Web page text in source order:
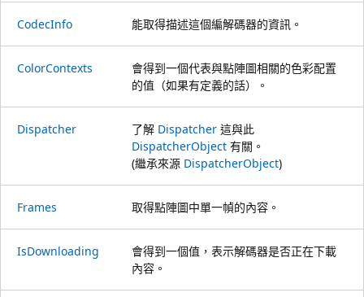
CodecInfo 能取得描述這個編解碼器的資訊。
ColorContexts
會得到一個代表與點陣圖相關的色彩配置
的值（如果有定義的話）。
Dispatcher 了解 Dispatcher 這與此
DispatcherObject 有關。
(繼承來源 DispatcherObject)
Frames 取得點陣圖中單一幀的內容。
IsDownloading
會得到一個值，表示解碼器是否正在下載
內容。